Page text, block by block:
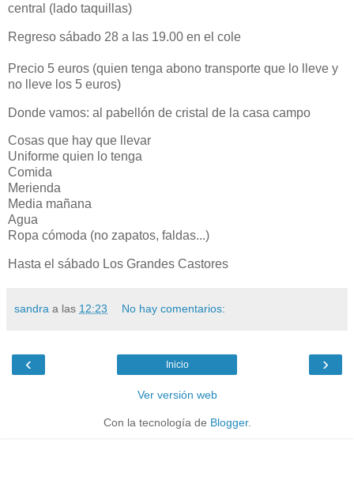
central (lado taquillas)
Regreso sábado 28 a las 19.00 en el cole
Precio 5 euros (quien tenga abono transporte que lo lleve y
no lleve los 5 euros)
Donde vamos: al pabellón de cristal de la casa campo
Cosas que hay que llevar
Uniforme quien lo tenga
Comida
Merienda
Media mañana
Agua
Ropa cómoda (no zapatos, faldas...)
Hasta el sábado Los Grandes Castores
sandra a las 12:23 No hay comentarios:
‹ ›
Inicio
Ver versión web
Con la tecnología de Blogger.